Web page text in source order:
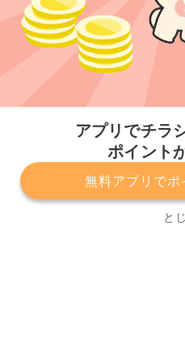
アプリでチラ
ポイント
無料アプリでポ
と
プライバシーポリシー
サービスに関してのお問い合